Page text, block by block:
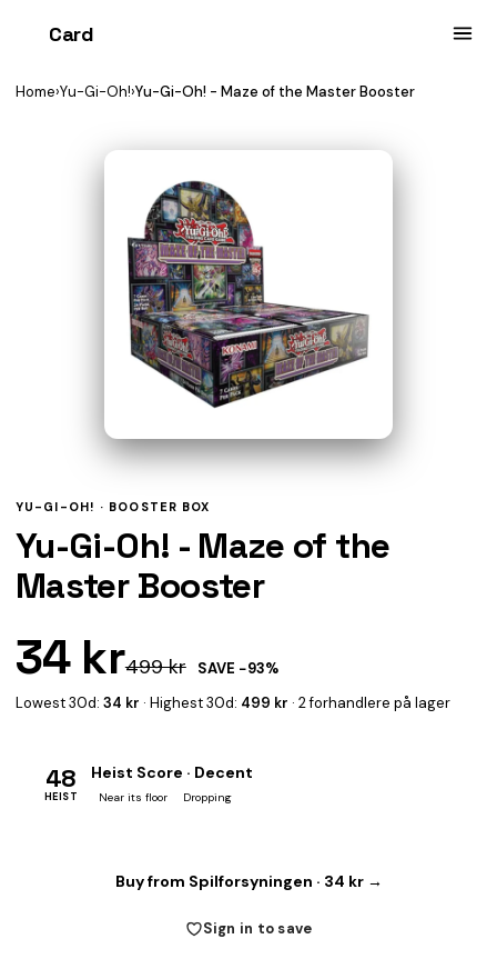
Card
Home›Yu-Gi-Oh!›Yu-Gi-Oh! - Maze of the Master Booster
YU-GI-OH! · BOOSTER BOX
Yu-Gi-Oh! - Maze of the
Master Booster
34 kr499 kr
SAVE −93%
Lowest 30d: 34 kr · Highest 30d: 499 kr · 2 forhandlere på lager
48
HEIST
Heist Score · Decent
Near its floor Dropping
Buy from Spilforsyningen · 34 kr →
Sign in to save